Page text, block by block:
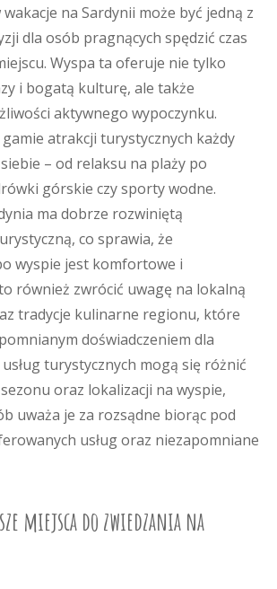
na Sardynii może być jedną z
dla osób pragnących spędzić czas
Wyspa ta oferuje nie tylko
i bogatą kulturę, ale także
aktywnego wypoczynku.
atrakcji turystycznych każdy
– od relaksu na plaży po
górskie czy sporty wodne.
ma dobrze rozwiniętą
co sprawia, że
wyspie jest komfortowe i
również zwrócić uwagę na lokalną
tradycje kulinarne regionu, które
doświadczeniem dla
turystycznych mogą się różnić
oraz lokalizacji na wyspie,
uważa je za rozsądne biorąc pod
usług oraz niezapomniane
miejsca do zwiedzania na